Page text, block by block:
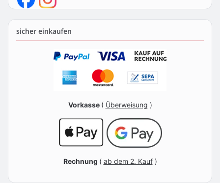
sicher einkaufen
Vorkasse ( Überweisung )
Rechnung ( ab dem 2. Kauf)